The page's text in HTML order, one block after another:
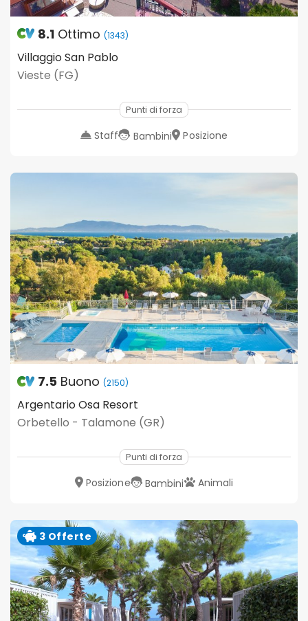
8.1 Ottimo (1343)
Villaggio San Pablo
Vieste (FG)
Punti di forza
Staff Bambini Posizione
7.5 Buono (2150)
Argentario Osa Resort
Orbetello - Talamone (GR)
Punti di forza
Posizione Bambini Animali
3 Offerte